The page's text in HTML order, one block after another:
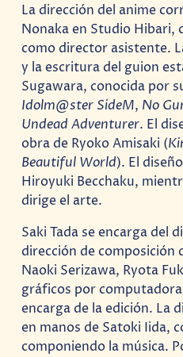
La dirección del anime
Nonaka en Studio
como director asistente.
y la escritura del guion
Sugawara, conocida por
Idolm@ster SideM, No
Undead Adventurer. El
obra de Ryoko Amisaki (
Beautiful World). El
Hiroyuki Becchaku,
dirige el arte.
Saki Tada se encarga del
dirección de composición
Naoki Serizawa, Ryota
gráficos por
encarga de la edición. La
en manos de Satoki Iida,
componiendo la música.